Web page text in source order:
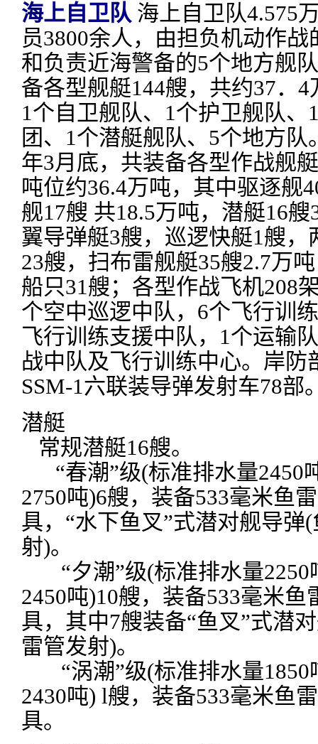
海上自卫队 海上自卫队4.575
员3800余人，由担负机动作战
和负责近海警备的5个地方舰
备各型舰艇144艘，共约37．
1个自卫舰队、1个护卫舰队、
团、1个潜艇舰队、5个地方队
年3月底，共装备各型作战舰
吨位约36.4万吨，其中驱逐舰
舰17艘 共18.5万吨，潜艇16艘
翼导弹艇3艘，巡逻快艇1艘，
23艘，扫布雷舰艇35艘2.7万
船只31艘；各型作战飞机208
个空中巡逻中队，6个飞行训
飞行训练支援中队，1个运输
战中队及飞行训练中心。岸防
SSM-1六联装导弹发射车78部
潜艇
常规潜艇16艘。
“春潮”级(标准排水量2450
2750吨)6艘，装备533毫米鱼
具，“水下鱼叉”式潜对舰导弹
射)。
“夕潮”级(标准排水量2250
2450吨)10艘，装备533毫米鱼
具，其中7艘装备“鱼叉”式潜
雷管发射)。
“涡潮”级(标准排水量1850
2430吨) l艘，装备533毫米鱼
具。